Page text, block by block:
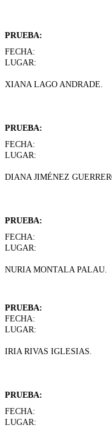
PRUEBA:
FECHA:
LUGAR:
XIANA LAGO ANDRADE.
PRUEBA:
FECHA:
LUGAR:
DIANA JIMÉNEZ
PRUEBA:
FECHA:
LUGAR:
NURIA MONTALA PALAU.
PRUEBA:
FECHA:
LUGAR:
IRIA RIVAS IGLESIAS.
PRUEBA:
FECHA:
LUGAR: